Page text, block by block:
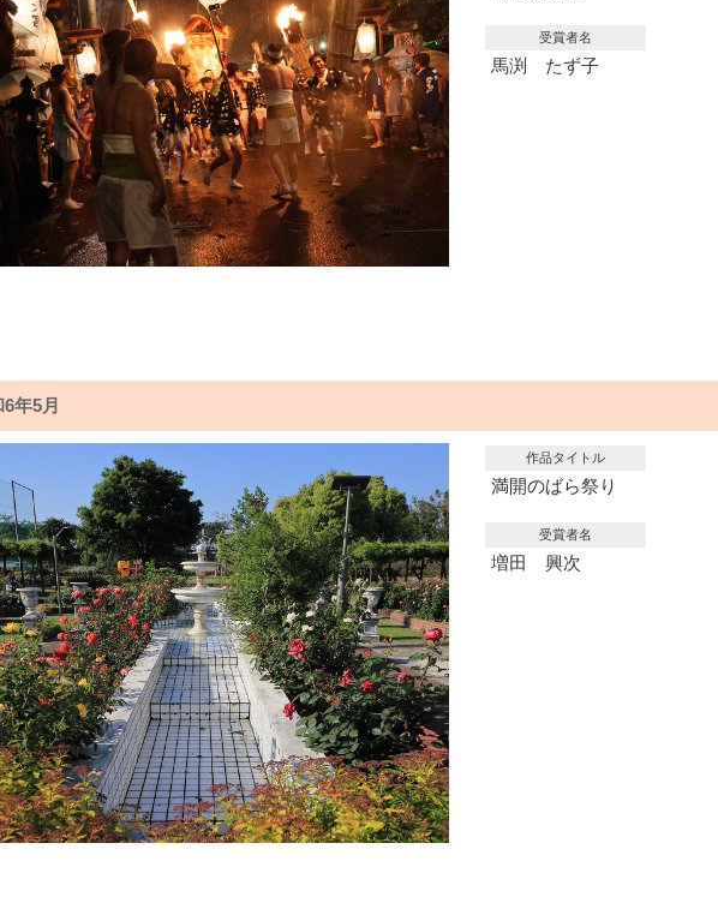
受賞者名
馬渕 たず子
年5月
作品タイトル
満開のばら祭り
受賞者名
増田 興次